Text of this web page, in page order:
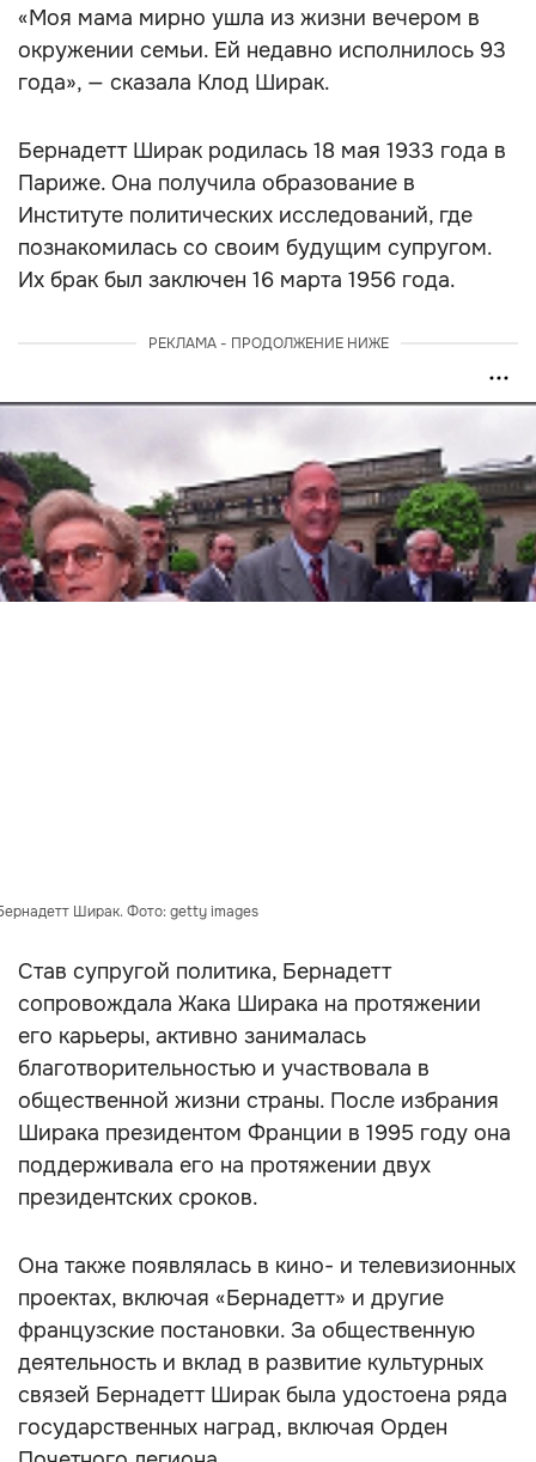
«Моя мама мирно ушла из жизни вечером в
окружении семьи. Ей недавно исполнилось 93
года», — сказала Клод Ширак.
Бернадетт Ширак родилась 18 мая 1933 года в
Париже. Она получила образование в
Институте политических исследований, где
познакомилась со своим будущим супругом.
Их брак был заключен 16 марта 1956 года.
РЕКЛАМА - ПРОДОЛЖЕНИЕ НИЖЕ
Ширак. Фото: getty images
Став супругой политика, Бернадетт
сопровождала Жака Ширака на протяжении
его карьеры, активно занималась
благотворительностью и участвовала в
общественной жизни страны. После избрания
Ширака президентом Франции в 1995 году она
поддерживала его на протяжении двух
президентских сроков.
Она также появлялась в кино- и телевизионных
проектах, включая «Бернадетт» и другие
французские постановки. За общественную
деятельность и вклад в развитие культурных
связей Бернадетт Ширак была удостоена ряда
государственных наград, включая Орден